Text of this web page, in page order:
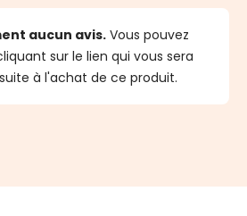
aucun avis. Vous pouvez
sur le lien qui vous sera
à l'achat de ce produit.